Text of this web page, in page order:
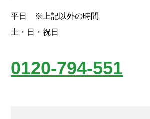
平日 ※上記以外の時間
土・日・祝日
0120-794-551